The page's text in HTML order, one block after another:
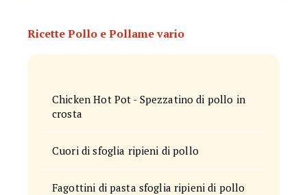
Ricette Pollo e Pollame vario
Chicken Hot Pot - Spezzatino di pollo in
crosta
Cuori di sfoglia ripieni di pollo
Fagottini di pasta sfoglia ripieni di pollo